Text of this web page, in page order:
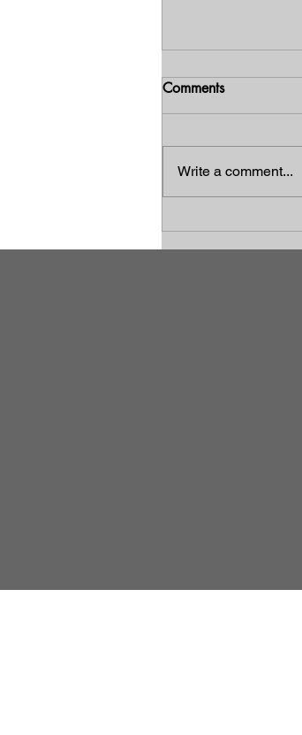
pourquoi la
Comments
Write a comment...